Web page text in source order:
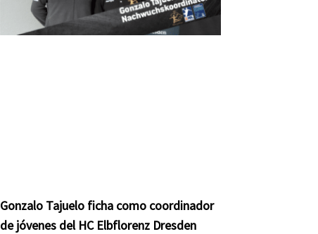
Gonzalo Tajuelo ficha como coordinador
de jóvenes del HC Elbflorenz Dresden